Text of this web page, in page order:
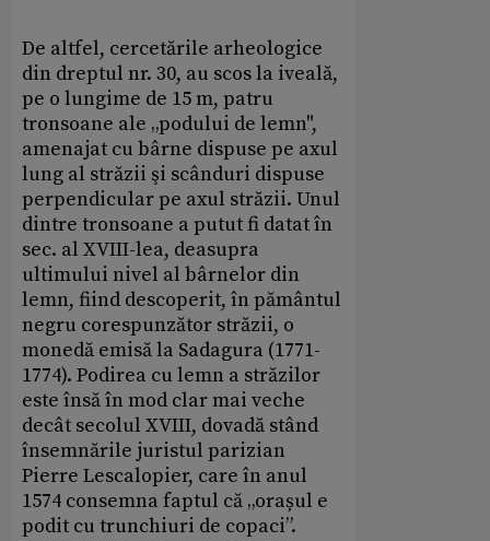
De altfel, cercetările arheologice
din dreptul nr. 30, au scos la iveală,
pe o lungime de 15 m, patru
tronsoane ale „podului de lemn",
amenajat cu bârne dispuse pe axul
lung al străzii şi scânduri dispuse
perpendicular pe axul străzii. Unul
dintre tronsoane a putut fi datat în
sec. al XVIII-lea, deasupra
ultimului nivel al bârnelor din
lemn, fiind descoperit, în pământul
negru corespunzător străzii, o
monedă emisă la Sadagura (1771-
1774). Podirea cu lemn a străzilor
este însă în mod clar mai veche
decât secolul XVIII, dovadă stând
însemnările juristul parizian
Pierre Lescalopier, care în anul
1574 consemna faptul că „orașul e
podit cu trunchiuri de copaci”.